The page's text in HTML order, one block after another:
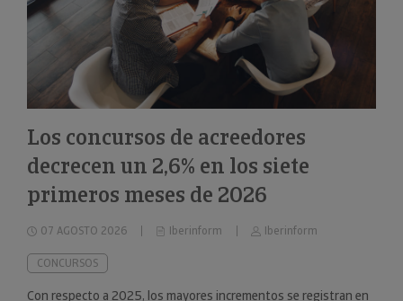
Los concursos de acreedores
decrecen un 2,6% en los siete
primeros meses de 2026
07 AGOSTO 2026 Iberinform Iberinform
CONCURSOS
Con respecto a 2025, los mayores incrementos se registran en